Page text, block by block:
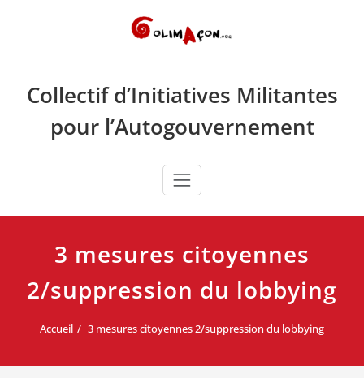
Collectif d’Initiatives Militantes
pour l’Autogouvernement
3 mesures citoyennes
2/suppression du lobbying
Accueil 3 mesures citoyennes 2/suppression du lobbying